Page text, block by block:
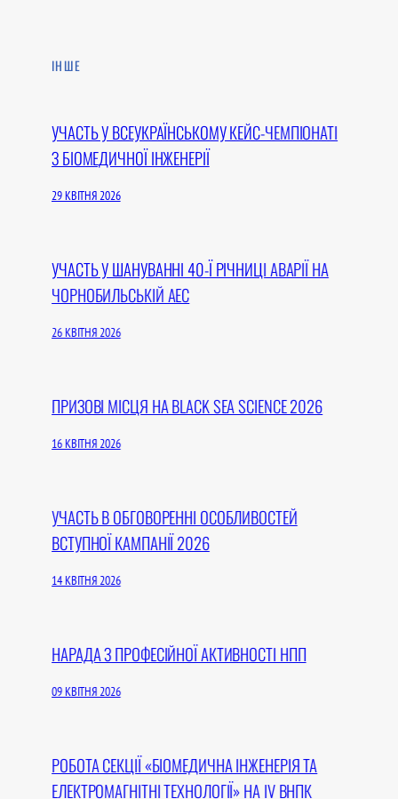
ІНШЕ
УЧАСТЬ У ВСЕУКРАЇНСЬКОМУ КЕЙС-ЧЕМПІОНАТІ
З БІОМЕДИЧНОЇ ІНЖЕНЕРІЇ
29 КВІТНЯ 2026
УЧАСТЬ У ШАНУВАННІ 40-Ї РІЧНИЦІ АВАРІЇ НА
ЧОРНОБИЛЬСЬКІЙ АЕС
26 КВІТНЯ 2026
ПРИЗОВІ МІСЦЯ НА BLACK SEA SCIENCE 2026
16 КВІТНЯ 2026
УЧАСТЬ В ОБГОВОРЕННІ ОСОБЛИВОСТЕЙ
ВСТУПНОЇ КАМПАНІЇ 2026
14 КВІТНЯ 2026
НАРАДА З ПРОФЕСІЙНОЇ АКТИВНОСТІ НПП
09 КВІТНЯ 2026
РОБОТА СЕКЦІЇ «БІОМЕДИЧНА ІНЖЕНЕРІЯ ТА
ЕЛЕКТРОМАГНІТНІ ТЕХНОЛОГІЇ» НА IV ВНПК